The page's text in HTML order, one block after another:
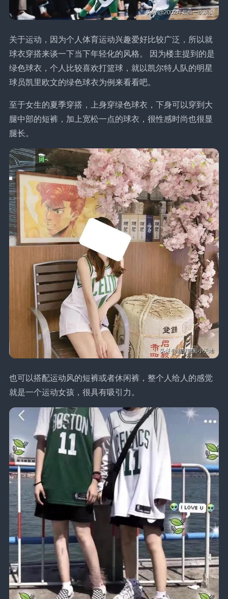
关于运动，因为个人体育运动兴趣爱好比较广泛，所以就
球衣穿搭来谈一下当下年轻化的风格。 因为楼主提到的是
绿色球衣，个人比较喜欢打篮球，就以凯尔特人队的明星
球员凯里欧文的绿色球衣为例来看看吧。
至于女生的夏季穿搭，上身穿绿色球衣，下身可以穿到大
腿中部的短裤，加上宽松一点的球衣，很性感时尚也很显
腿长。
也可以搭配运动风的短裤或者休闲裤，整个人给人的感觉
就是一个运动女孩，很具有吸引力。